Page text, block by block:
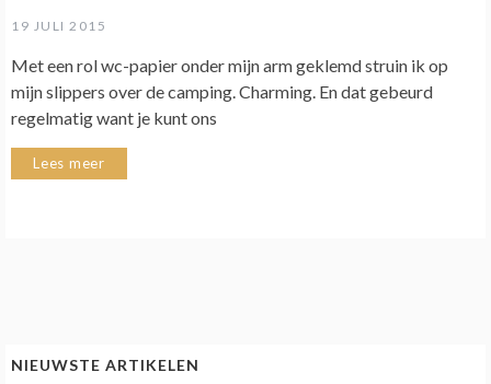
19 JULI 2015
Met een rol wc-papier onder mijn arm geklemd struin ik op
mijn slippers over de camping. Charming. En dat gebeurd
regelmatig want je kunt ons
Lees meer
NIEUWSTE ARTIKELEN